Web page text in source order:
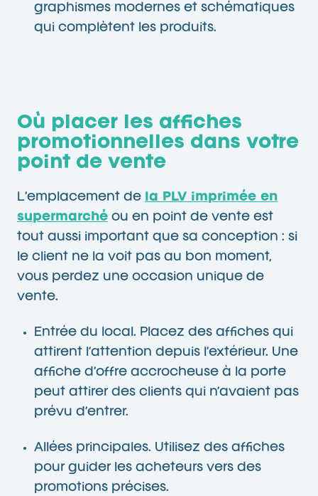
graphismes modernes et schématiques
qui complètent les produits.
Où placer les affiches
promotionnelles dans votre
point de vente
L’emplacement de
la PLV imprimée en
supermarché ou en point de vente est
tout aussi important que sa conception : si
le client ne la voit pas au bon moment,
vous perdez une occasion unique de
vente.
Entrée du local. Placez des affiches qui
attirent l’attention depuis l’extérieur. Une
affiche d’offre accrocheuse à la porte
peut attirer des clients qui n’avaient pas
prévu d’entrer.
Allées principales. Utilisez des affiches
pour guider les acheteurs vers des
promotions précises.